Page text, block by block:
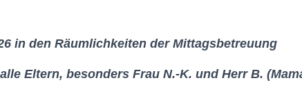
in den Räumlichkeiten der Mittagsbetreuung
Eltern, besonders Frau N.-K. und Herr B.